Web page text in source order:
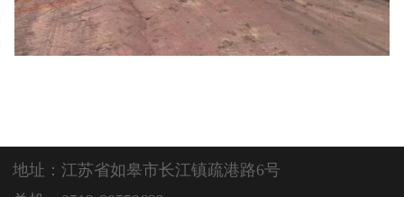
地址：江苏省如皋市长江镇疏港路6号